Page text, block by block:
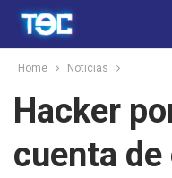
Home Noticias
Hacker
cuenta